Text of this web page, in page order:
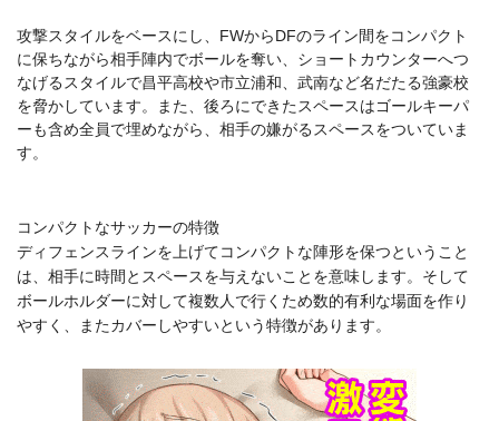
攻撃スタイルをベースにし、FWからDFのライン間をコンパクト
に保ちながら相手陣内でボールを奪い、ショートカウンターへつ
なげるスタイルで昌平高校や市立浦和、武南など名だたる強豪校
を脅かしています。また、後ろにできたスペースはゴールキーパ
ーも含め全員で埋めながら、相手の嫌がるスペースをついていま
す。
コンパクトなサッカーの特徴
ディフェンスラインを上げてコンパクトな陣形を保つということ
は、相手に時間とスペースを与えないことを意味します。そして
ボールホルダーに対して複数人で行くため数的有利な場面を作り
やすく、またカバーしやすいという特徴があります。